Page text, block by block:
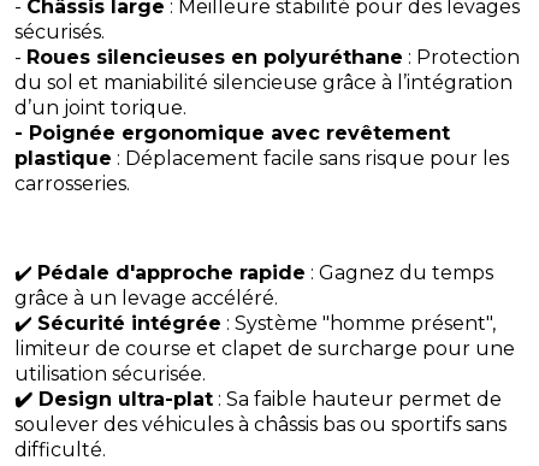
- Châssis large : Meilleure stabilité pour des levages
sécurisés.
- Roues silencieuses en polyuréthane : Protection
du sol et maniabilité silencieuse grâce à l’intégration
d’un joint torique.
- Poignée ergonomique avec revêtement
plastique : Déplacement facile sans risque pour les
carrosseries.
✔️ Pédale d'approche rapide : Gagnez du temps
grâce à un levage accéléré.
✔️ Sécurité intégrée : Système "homme présent",
limiteur de course et clapet de surcharge pour une
utilisation sécurisée.
✔️ Design ultra-plat : Sa faible hauteur permet de
soulever des véhicules à châssis bas ou sportifs sans
difficulté.